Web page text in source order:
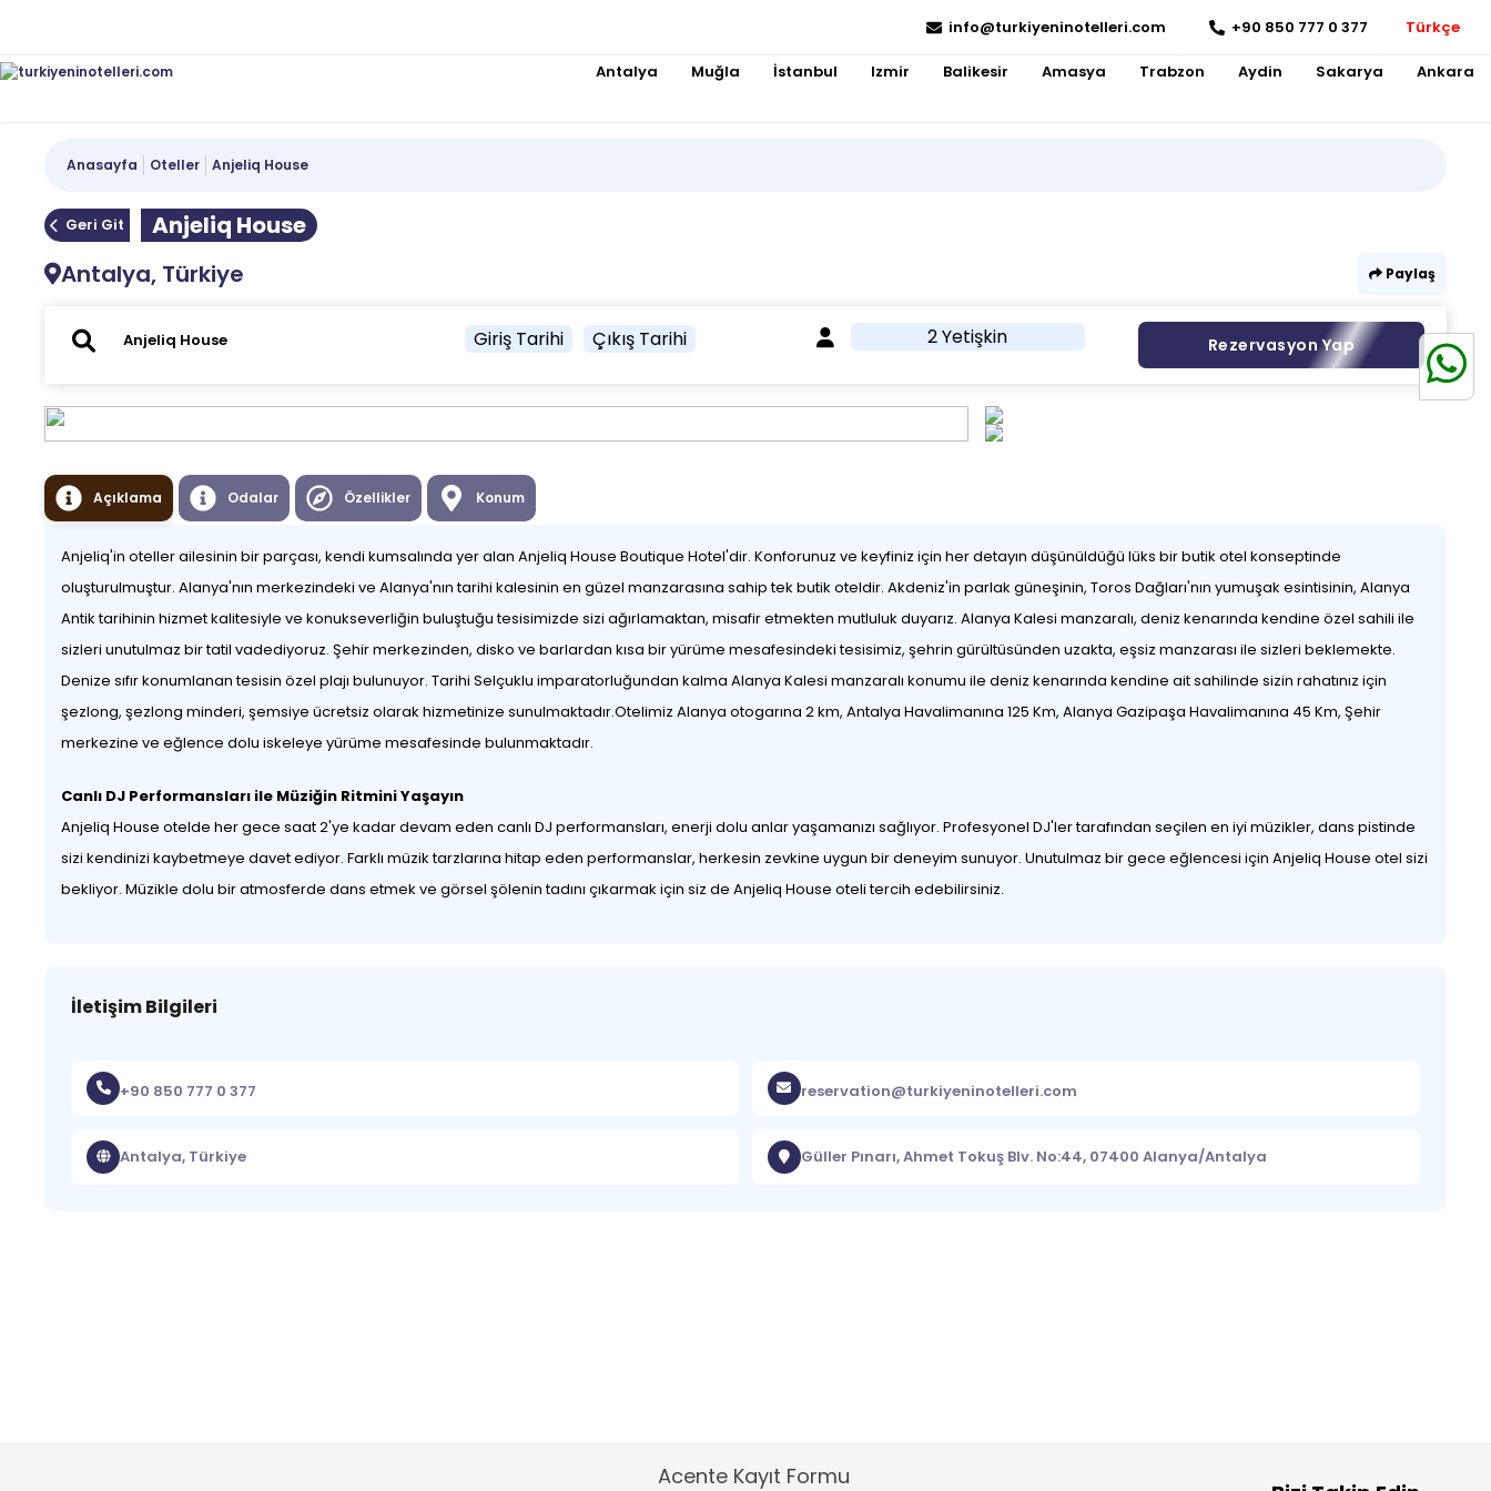
info@turkiyeninotelleri.com +90 850 777 0 377 Türkçe
Antalya Muğla İstanbul Izmir Balikesir Amasya Trabzon Aydin Sakarya Ankara
Anasayfa Oteller Anjeliq House
Geri Git
Anjeliq House
Antalya, Türkiye
Paylaş
Giriş Tarihi Çıkış Tarihi 2 Yetişkin Rezervasyon Yap
Açıklama Odalar Özellikler Konum
Anjeliq'in oteller ailesinin bir parçası, kendi kumsalında yer alan Anjeliq House Boutique Hotel'dir. Konforunuz ve keyfiniz için her detayın düşünüldüğü lüks bir butik otel konseptinde
oluşturulmuştur. Alanya'nın merkezindeki ve Alanya'nın tarihi kalesinin en güzel manzarasına sahip tek butik oteldir. Akdeniz'in parlak güneşinin, Toros Dağları'nın yumuşak esintisinin, Alanya
Antik tarihinin hizmet kalitesiyle ve konukseverliğin buluştuğu tesisimizde sizi ağırlamaktan, misafir etmekten mutluluk duyarız. Alanya Kalesi manzaralı, deniz kenarında kendine özel sahili ile
sizleri unutulmaz bir tatil vadediyoruz. Şehir merkezinden, disko ve barlardan kısa bir yürüme mesafesindeki tesisimiz, şehrin gürültüsünden uzakta, eşsiz manzarası ile sizleri beklemekte.
Denize sıfır konumlanan tesisin özel plajı bulunuyor. Tarihi Selçuklu imparatorluğundan kalma Alanya Kalesi manzaralı konumu ile deniz kenarında kendine ait sahilinde sizin rahatınız için
şezlong, şezlong minderi, şemsiye ücretsiz olarak hizmetinize sunulmaktadır.Otelimiz Alanya otogarına 2 km, Antalya Havalimanına 125 Km, Alanya Gazipaşa Havalimanına 45 Km, Şehir
merkezine ve eğlence dolu iskeleye yürüme mesafesinde bulunmaktadır.
Canlı DJ Performansları ile Müziğin Ritmini Yaşayın
Anjeliq House otelde her gece saat 2'ye kadar devam eden canlı DJ performansları, enerji dolu anlar yaşamanızı sağlıyor. Profesyonel DJ'ler tarafından seçilen en iyi müzikler, dans pistinde
sizi kendinizi kaybetmeye davet ediyor. Farklı müzik tarzlarına hitap eden performanslar, herkesin zevkine uygun bir deneyim sunuyor. Unutulmaz bir gece eğlencesi için Anjeliq House otel sizi
bekliyor. Müzikle dolu bir atmosferde dans etmek ve görsel şölenin tadını çıkarmak için siz de Anjeliq House oteli tercih edebilirsiniz.
İletişim Bilgileri
+90 850 777 0 377 reservation@turkiyeninotelleri.com
Antalya, Türkiye Güller Pınarı, Ahmet Tokuş Blv. No:44, 07400 Alanya/Antalya
Acente Kayıt Formu